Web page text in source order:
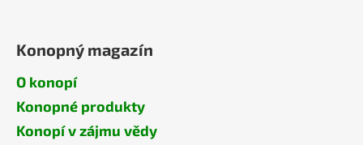
Konopný magazín
O konopí
Konopné produkty
Konopí v zájmu vědy